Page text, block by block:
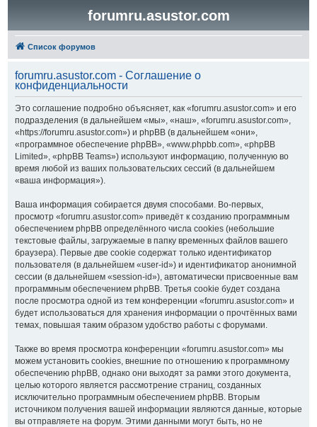
forumru.asustor.com
Список форумов
forumru.asustor.com - Соглашение о
конфиденциальности
Это соглашение подробно объясняет, как «forumru.asustor.com» и его
подразделения (в дальнейшем «мы», «наш», «forumru.asustor.com»,
«https://forumru.asustor.com») и phpBB (в дальнейшем «они»,
«программное обеспечение phpBB», «www.phpbb.com», «phpBB
Limited», «phpBB Teams») используют информацию, полученную во
время любой из ваших пользовательских сессий (в дальнейшем
«ваша информация»).
Ваша информация собирается двумя способами. Во-первых,
просмотр «forumru.asustor.com» приведёт к созданию программным
обеспечением phpBB определённого числа cookies (небольшие
текстовые файлы, загружаемые в папку временных файлов вашего
браузера). Первые две cookie содержат только идентификатор
пользователя (в дальнейшем «user-id») и идентификатор анонимной
сессии (в дальнейшем «session-id»), автоматически присвоенные вам
программным обеспечением phpBB. Третья cookie будет создана
после просмотра одной из тем конференции «forumru.asustor.com» и
будет использоваться для хранения информации о прочтённых вами
темах, повышая таким образом удобство работы с форумами.
Также во время просмотра конференции «forumru.asustor.com» мы
можем установить cookies, внешние по отношению к программному
обеспечению phpBB, однако они выходят за рамки этого документа,
целью которого является рассмотрение страниц, созданных
исключительно программным обеспечением phpBB. Вторым
источником получения вашей информации являются данные, которые
вы отправляете на форум. Этими данными могут быть, но не